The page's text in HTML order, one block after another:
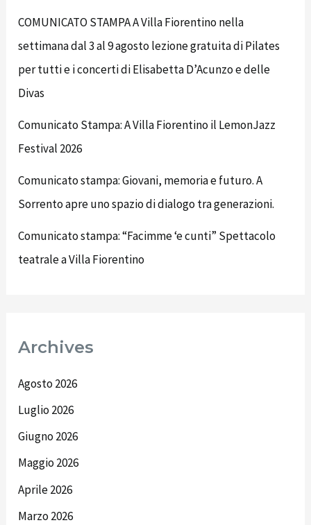
COMUNICATO STAMPA A Villa Fiorentino nella
settimana dal 3 al 9 agosto lezione gratuita di Pilates
per tutti e i concerti di Elisabetta D’Acunzo e delle
Divas
Comunicato Stampa: A Villa Fiorentino il LemonJazz
Festival 2026
Comunicato stampa: Giovani, memoria e futuro. A
Sorrento apre uno spazio di dialogo tra generazioni.
Comunicato stampa: “Facimme ‘e cunti” Spettacolo
teatrale a Villa Fiorentino
Archives
Agosto 2026
Luglio 2026
Giugno 2026
Maggio 2026
Aprile 2026
Marzo 2026